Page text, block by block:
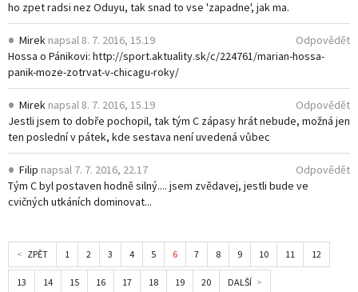
ho zpet radsi nez Oduyu, tak snad to vse 'zapadne', jak ma.
Mirek napsal 8. 7. 2016, 15.19
Hossa o Pánikovi: http://sport.aktuality.sk/c/224761/marian-hossa-
panik-moze-zotrvat-v-chicagu-roky/
Odpovědět
Mirek napsal 8. 7. 2016, 15.19
Jestli jsem to dobře pochopil, tak tým C zápasy hrát nebude, možná jen
ten poslední v pátek, kde sestava není uvedená vůbec
Odpovědět
Filip napsal 7. 7. 2016, 22.17
Tým C byl postaven hodně silný.... jsem zvědavej, jestli bude ve
cvičných utkáních dominovat...
Odpovědět
ZPĚT 1 2 3 4 5 6 7 8 9 10 11 12
13 14 15 16 17 18 19 20 DALŠÍ